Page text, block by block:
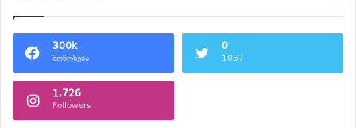
300k
მოწონება
0
1067
1,726
Followers